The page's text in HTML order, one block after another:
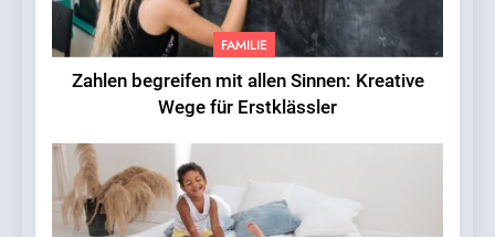
FAMILIE
Zahlen begreifen mit allen Sinnen: Kreative
Wege für Erstklässler